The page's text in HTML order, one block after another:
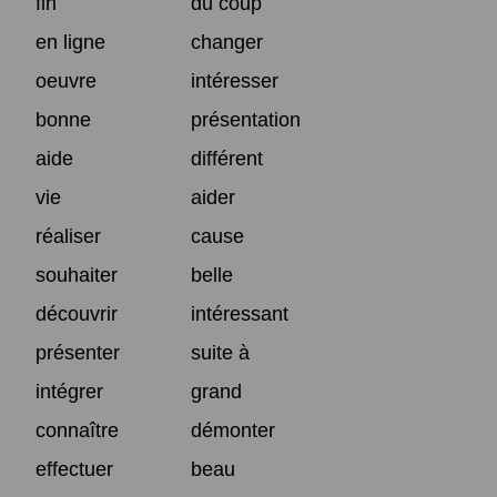
en ligne
changer
oeuvre
intéresser
bonne
présentation
aide
différent
vie
aider
réaliser
cause
souhaiter
belle
découvrir
intéressant
présenter
suite à
intégrer
grand
connaître
démonter
effectuer
beau